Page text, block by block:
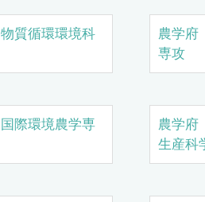
質循環環境科
農学
専攻
際環境農学専
農学
生産科